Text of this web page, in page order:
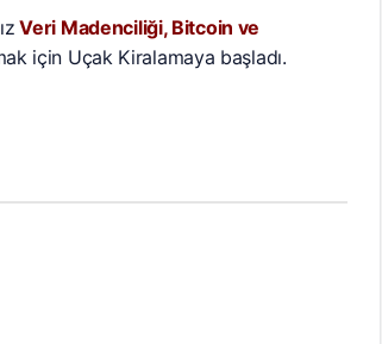
Veri Madenciliği, Bitcoin ve
için Uçak Kiralamaya başladı.